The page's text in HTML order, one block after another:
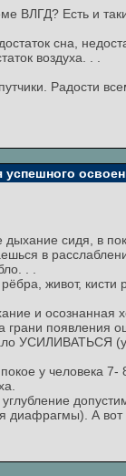
ВЛГД? Есть и
сна,
воздуха. . .
Радости
успешного
дыхание сидя, в
в
. .
живот, кисти
и осознанная
грани появления
УСИЛИВАТЬСЯ
у человека
диафрагмы). А